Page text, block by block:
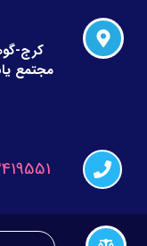
کرج-